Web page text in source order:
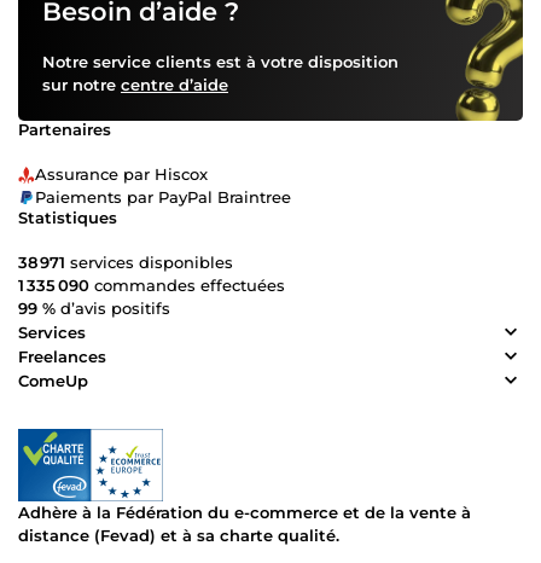
Besoin d’aide ?
Notre service clients est à votre disposition
sur notre centre d’aide
Partenaires
Assurance par Hiscox
Paiements par PayPal Braintree
Statistiques
38 971 services disponibles
1 335 090 commandes effectuées
99 % d’avis positifs
Services
Freelances
ComeUp
Adhère à la Fédération du e-commerce et de la vente à
distance (Fevad) et à sa charte qualité.